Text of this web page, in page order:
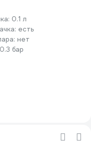
0.1 л
есть
нет
0.3 бар